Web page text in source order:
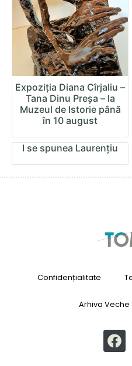
Expoziția Diana Cîrjaliu –
Tana Dinu Preșa – la
Muzeul de Istorie până
în 10 august
I se spunea Laurențiu
Confidențialitate
Arhiva Veche